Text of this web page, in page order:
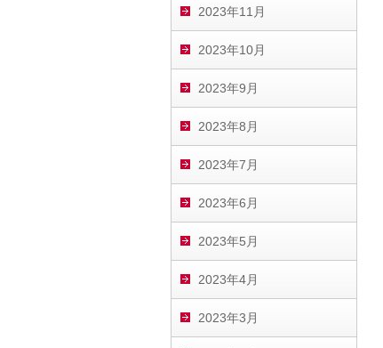
2023年11月
2023年10月
2023年9月
2023年8月
2023年7月
2023年6月
2023年5月
2023年4月
2023年3月